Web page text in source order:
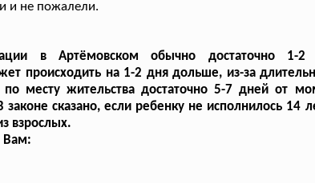
и не пожалели.
в Артёмовском обычно достаточно 1-
происходить на 1-2 дня дольше, из-за
месту жительства достаточно 5-7 дней от
сказано, если ребенку не исполнилось 14
взрослых.
Вам: